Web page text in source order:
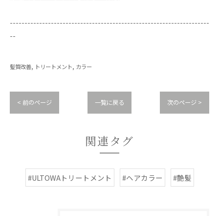
--------------------------------------------------------------------
--
髪質改善 トリートメント カラー
< 前のページ 一覧に戻る 次のページ >
関連タグ
#ULTOWAトリートメント #ヘアカラー #艶髪